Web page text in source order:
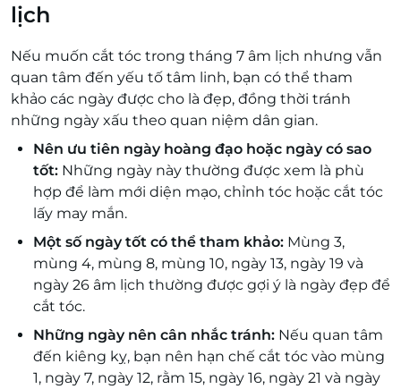
lịch
Nếu muốn cắt tóc trong tháng 7 âm lịch nhưng vẫn
quan tâm đến yếu tố tâm linh, bạn có thể tham
khảo các ngày được cho là đẹp, đồng thời tránh
những ngày xấu theo quan niệm dân gian.
Nên ưu tiên ngày hoàng đạo hoặc ngày có sao
tốt: Những ngày này thường được xem là phù
hợp để làm mới diện mạo, chỉnh tóc hoặc cắt tóc
lấy may mắn.
Một số ngày tốt có thể tham khảo: Mùng 3,
mùng 4, mùng 8, mùng 10, ngày 13, ngày 19 và
ngày 26 âm lịch thường được gợi ý là ngày đẹp để
cắt tóc.
Những ngày nên cân nhắc tránh: Nếu quan tâm
đến kiêng kỵ, bạn nên hạn chế cắt tóc vào mùng
1, ngày 7, ngày 12, rằm 15, ngày 16, ngày 21 và ngày